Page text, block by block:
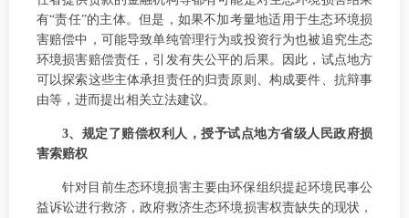
有“责任”的主体。但是，如果不加考量地适用于生态环境损
害赔偿中，可能导致单纯管理行为或投资行为也被追究生态
环境损害赔偿责任，引发有失公平的后果。因此，试点地方
可以探索这些主体承担责任的归责原则、构成要件、抗辩事
由等，进而提出相关立法建议。
3、规定了赔偿权利人，授予试点地方省级人民政府损
害索赔权
针对目前生态环境损害主要由环保组织提起环境民事公
益诉讼进行救济，政府救济生态环境损害权责缺失的现状，